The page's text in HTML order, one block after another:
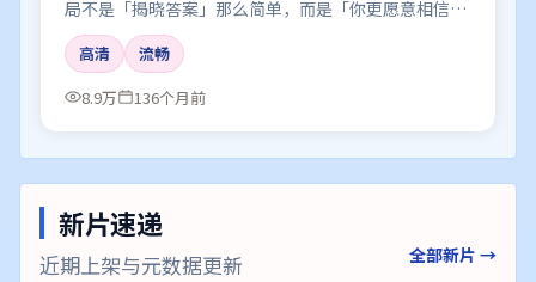
局不是「揭晓答案」那么简单，而是「你更愿意相信
谁」。
高清
流畅
8.9万
136个月前
新片速递
近期上架与元数据更新 全部新片 →